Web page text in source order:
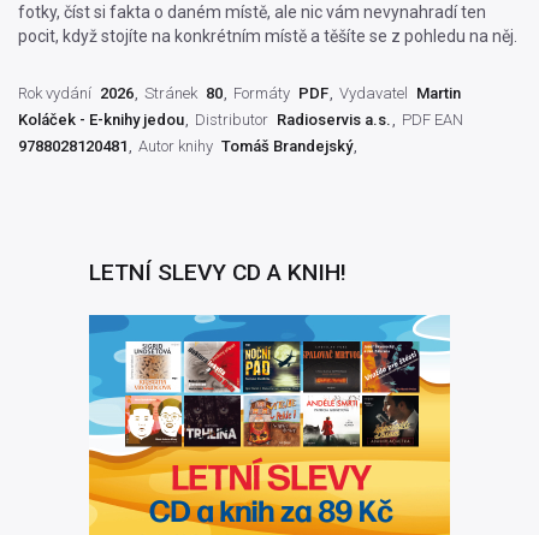
fotky, číst si fakta o daném místě, ale nic vám nevynahradí ten
pocit, když stojíte na konkrétním místě a těšíte se z pohledu na něj.
Rok vydání 2026 Stránek 80 Formáty PDF Vydavatel Martin
Koláček - E-knihy jedou
Distributor Radioservis a.s.
PDF EAN
9788028120481
Autor knihy Tomáš Brandejský
LETNÍ SLEVY CD A KNIH!